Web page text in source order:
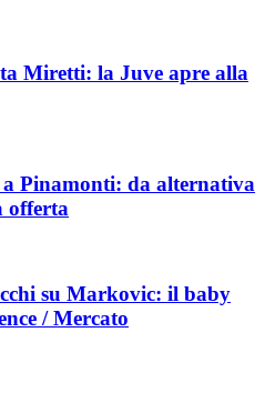
Miretti: la Juve apre alla
Pinamonti: da alternativa
offerta
su Markovic: il baby
/ Mercato